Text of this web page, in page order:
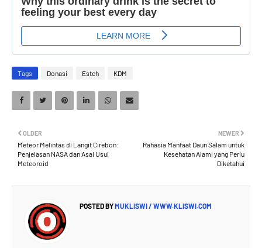
Tags Donasi Esteh KDM
NEWER
Rahasia Manfaat Daun Salam untuk
Kesehatan Alami yang Perlu
Diketahui
OLDER
Meteor Melintas di Langit Cirebon:
Penjelasan NASA dan Asal Usul
Meteoroid
POSTED BYMUKLISWI / WWW.KLISWI.COM